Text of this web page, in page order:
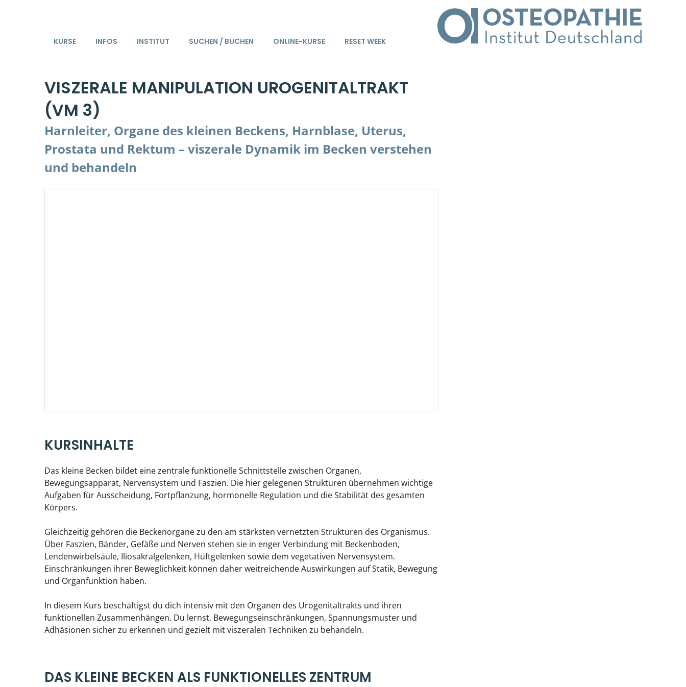
KURSE INFOS INSTITUT SUCHEN / BUCHEN ONLINE-KURSE RESET WEEK
VISZERALE MANIPULATION UROGENITALTRAKT
(VM 3)
Harnleiter, Organe des kleinen Beckens, Harnblase, Uterus,
Prostata und Rektum – viszerale Dynamik im Becken verstehen
und behandeln
KURSINHALTE
Das kleine Becken bildet eine zentrale funktionelle Schnittstelle zwischen Organen,
Bewegungsapparat, Nervensystem und Faszien. Die hier gelegenen Strukturen übernehmen wichtige
Aufgaben für Ausscheidung, Fortpflanzung, hormonelle Regulation und die Stabilität des gesamten
Körpers.
Gleichzeitig gehören die Beckenorgane zu den am stärksten vernetzten Strukturen des Organismus.
Über Faszien, Bänder, Gefäße und Nerven stehen sie in enger Verbindung mit Beckenboden,
Lendenwirbelsäule, Iliosakralgelenken, Hüftgelenken sowie dem vegetativen Nervensystem.
Einschränkungen ihrer Beweglichkeit können daher weitreichende Auswirkungen auf Statik, Bewegung
und Organfunktion haben.
In diesem Kurs beschäftigst du dich intensiv mit den Organen des Urogenitaltrakts und ihren
funktionellen Zusammenhängen. Du lernst, Bewegungseinschränkungen, Spannungsmuster und
Adhäsionen sicher zu erkennen und gezielt mit viszeralen Techniken zu behandeln.
DAS KLEINE BECKEN ALS FUNKTIONELLES ZENTRUM